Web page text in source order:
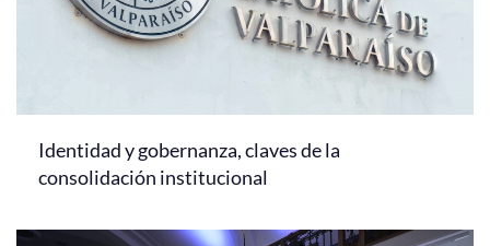
Identidad y gobernanza, claves de la
consolidación institucional